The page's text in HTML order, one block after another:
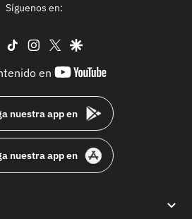
Síguenos en:
facebook
tiktok instagram
twittergoogle
en
youtube-
nuestra app en
nuestra app en